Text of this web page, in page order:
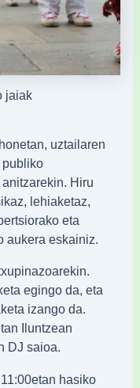
jaiak
uztailaren
publiko
Hiru
lehiaketaz,
eta
aukera eskainiz.
egingo da, eta
izango da.
Iluntzean
DJ saioa.
hasiko